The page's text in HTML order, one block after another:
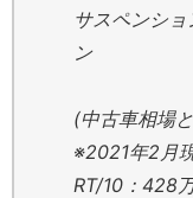
サスペンシ
ン
(中古車相場
※2021年2月
RT/10：428